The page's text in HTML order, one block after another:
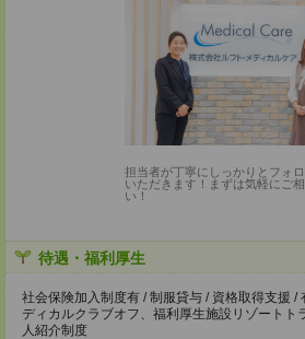
担当者が丁寧にしっかりとフォ
いただきます！まずは気軽にご
い！
待遇・福利厚生
社会保険加入制度有 / 制服貸与 / 資格取得支援 /
ディカルクラブオフ、福利厚生施設リゾートト
人紹介制度